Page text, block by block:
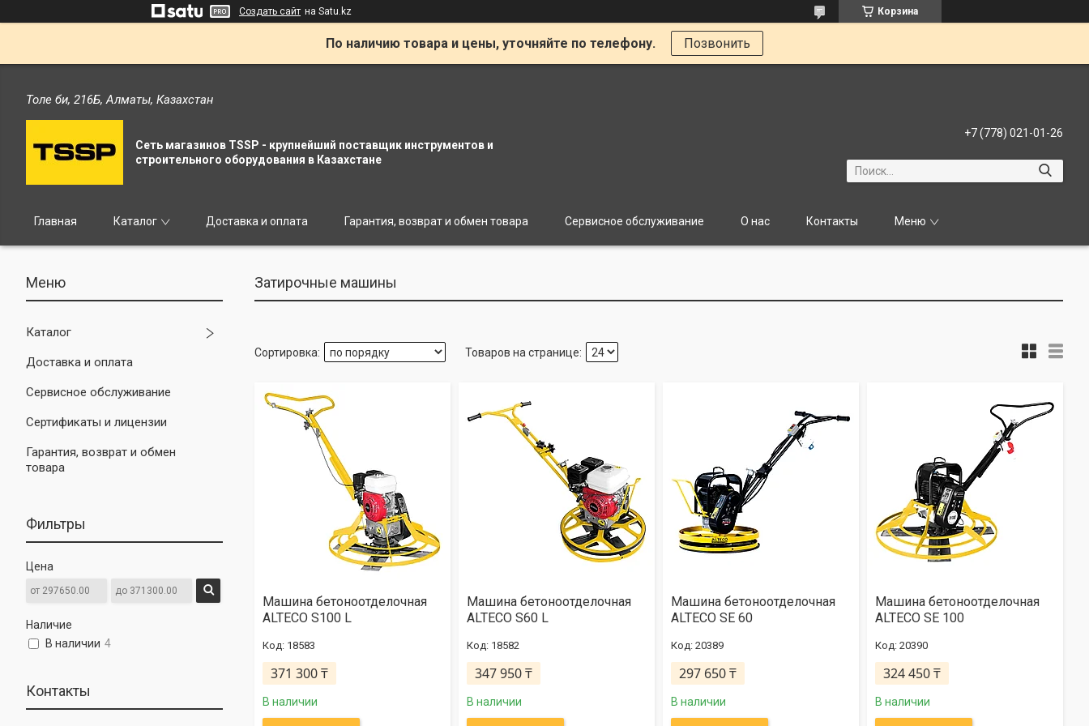
Создать сайт на Satu.kz Корзина
По наличию товара и цены, уточняйте по телефону. Позвонить
Толе би, 216Б, Алматы, Казахстан
Сеть магазинов TSSP - крупнейший поставщик инструментов и
строительного оборудования в Казахстане
+7 (778) 021-01-26
Главная Каталог Доставка и оплата Гарантия, возврат и обмен товара Сервисное обслуживание О нас Контакты Меню
Каталог
Доставка и оплата
Сервисное обслуживание
Сертификаты и лицензии
Гарантия, возврат и обмен
товара
Фильтры
Цена
Наличие
В наличии 4
Контакты
Затирочные машины
Машина бетоноотделочная
ALTECO S100 L
18583
371 300 ₸
В наличии
Машина бетоноотделочная
ALTECO S60 L
18582
347 950 ₸
В наличии
Машина бетоноотделочная
ALTECO SE 60
20389
297 650 ₸
В наличии
Машина бетоноотделочная
ALTECO SE 100
20390
324 450 ₸
В наличии